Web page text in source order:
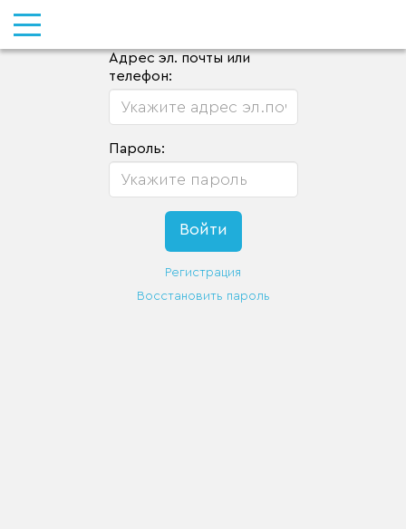
Адрес эл. почты или
телефон:
Пароль:
Регистрация
Восстановить пароль